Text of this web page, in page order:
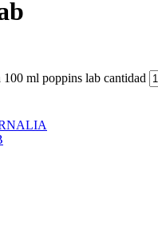
ml poppins lab cantidad